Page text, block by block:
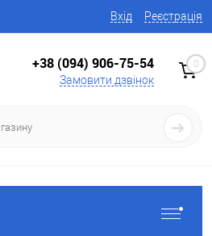
Вхід Реєстрація
+38 (094) 906-75-54
Замовити дзвінок
0